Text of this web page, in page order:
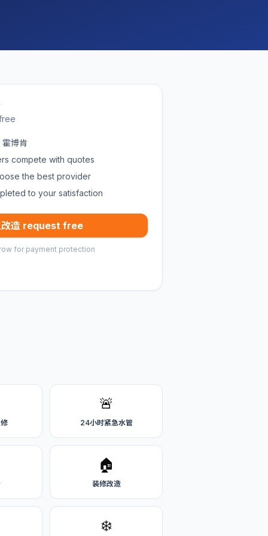
博肯
compete with quotes
the best provider
to your satisfaction
造 request free
for payment protection
🚨
24小时紧急水管
🏠
装修改造
❄️